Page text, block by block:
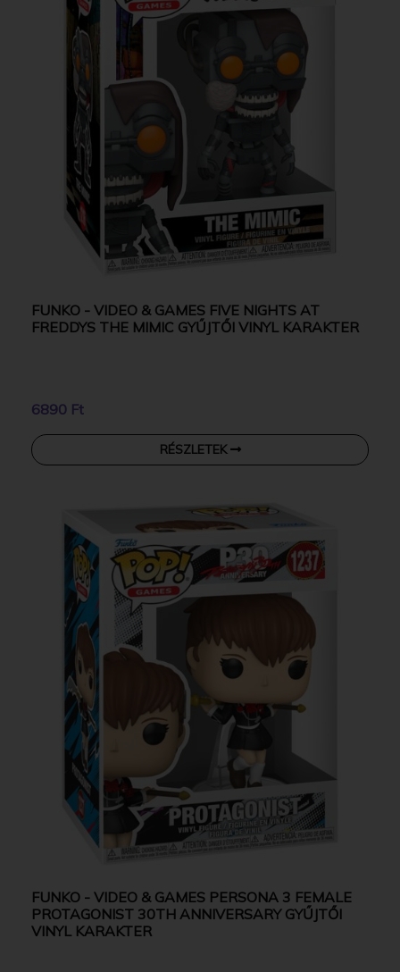
FUNKO - VIDEO & GAMES FIVE NIGHTS AT
FREDDYS THE MIMIC GYŰJTŐI VINYL KARAKTER
6890 Ft
RÉSZLETEK
FUNKO - VIDEO & GAMES PERSONA 3 FEMALE
PROTAGONIST 30TH ANNIVERSARY GYŰJTŐI
VINYL KARAKTER